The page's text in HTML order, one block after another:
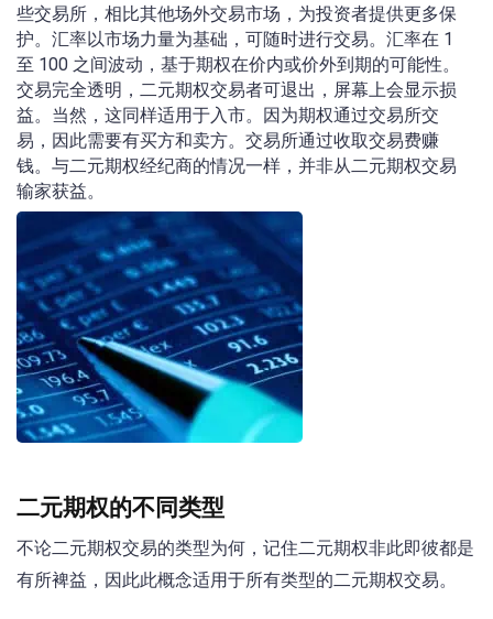
些交易所，相比其他场外交易市场，为投资者提供更多保
护。汇率以市场力量为基础，可随时进行交易。汇率在 1
至 100 之间波动，基于期权在价内或价外到期的可能性。
交易完全透明，二元期权交易者可退出，屏幕上会显示损
益。当然，这同样适用于入市。因为期权通过交易所交
易，因此需要有买方和卖方。交易所通过收取交易费赚
钱。与二元期权经纪商的情况一样，并非从二元期权交易
输家获益。
二元期权的不同类型
不论二元期权交易的类型为何，记住二元期权非此即彼都是
有所裨益，因此此概念适用于所有类型的二元期权交易。